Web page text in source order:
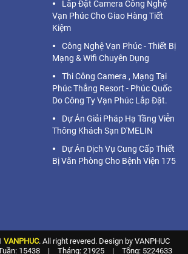
Lắp Đặt Camera Công Nghệ
Vạn Phúc Cho Giao Hàng Tiết
Kiệm
Công Nghệ Vạn Phúc - Thiết Bị
Mạng & Wifi Chuyên Dụng
Thi Công Camera , Mạng Tại
Phúc Thắng Resort - Phúc Quốc
Do Công Ty Vạn Phúc Lắp Đặt.
Dự Án Giải Pháp Hạ Tầng Viễn
Thông Khách Sạn D'MELIN
Dự Án Dịch Vụ Cung Cấp Thiết
Bị Văn Phòng Cho Bệnh Viện 175
VANPHUC. All right revered. Design by VANPHUC
15438 | Tháng: 21925 | Tổng: 5224633